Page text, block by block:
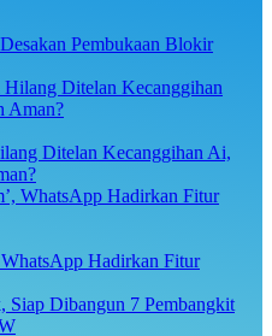
Pembukaan Blokir
Ditelan Kecanggihan Ai,
Hadirkan Fitur